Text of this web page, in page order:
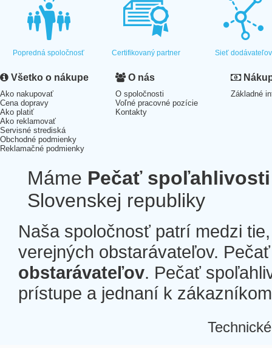
Popredná spoločnosť Certifikovaný partner Sieť dodávateľov
Všetko o nákupe
Ako nakupovať
Cena dopravy
Ako platiť
Ako reklamovať
Servisné strediská
Obchodné podmienky
Reklamačné podmienky
O nás
O spoločnosti
Voľné pracovné pozície
Kontakty
Základné
Máme Pečať spoľahlivosti
Slovenskej republiky
Naša spoločnosť patrí medzi
verejných obstarávateľov.
obstarávateľov. Pečať
prístupe a jednaní k